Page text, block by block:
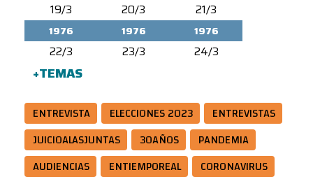
19/3 20/3 21/3
1976
22/3
1976
23/3
1976
24/3
+TEMAS
ENTREVISTA ELECCIONES 2023
ENTREVISTAS
JUICIOALASJUNTAS
30AÑOS
PANDEMIA
AUDIENCIAS
ENTIEMPOREAL
CORONAVIRUS